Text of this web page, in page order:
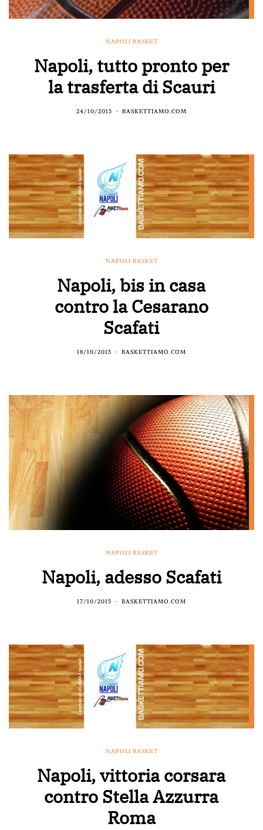
NAPOLI BASKET
Napoli, tutto pronto per
la trasferta di Scauri
24/10/2015 BASKETTIAMO.COM
NAPOLI BASKET
Napoli, bis in casa
contro la Cesarano
Scafati
18/10/2015 BASKETTIAMO.COM
NAPOLI BASKET
Napoli, adesso Scafati
17/10/2015 BASKETTIAMO.COM
NAPOLI BASKET
Napoli, vittoria corsara
contro Stella Azzurra
Roma